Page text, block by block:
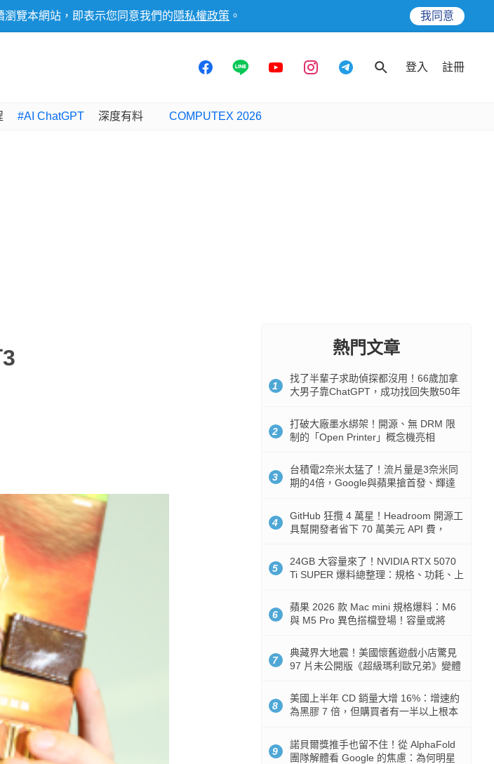
覽本網站，即表示您同意我們的 隱私權政策 。 我同意
登入 註冊
#AI ChatGPT 深度有料 COMPUTEX 2026
熱門文章
1
找了半輩子求助偵探都沒用！66歲加拿
大男子靠ChatGPT，成功找回失散50年
2
打破大廠墨水綁架！開源、無 DRM 限
制的「Open Printer」概念機亮相
3
台積電2奈米太猛了！流片量是3奈米同
期的4倍，Google與蘋果搶首發、輝達
4
GitHub 狂攬 4 萬星！Headroom 開源工
具幫開發者省下 70 萬美元 API 費，
5
24GB 大容量來了！NVIDIA RTX 5070
Ti SUPER 爆料總整理：規格、功耗、上
6
蘋果 2026 款 Mac mini 規格爆料：M6
與 M5 Pro 異色搭檔登場！容量或將
7
典藏界大地震！美國懷舊遊戲小店驚見
97 片未公開版《超級瑪利歐兄弟》變體
8
美國上半年 CD 銷量大增 16%：增速約
為黑膠 7 倍，但購買者有一半以上根本
9
諾貝爾獎推手也留不住！從 AlphaFold
團隊解體看 Google 的焦慮：為何明星